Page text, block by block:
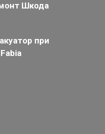
Шкода
при